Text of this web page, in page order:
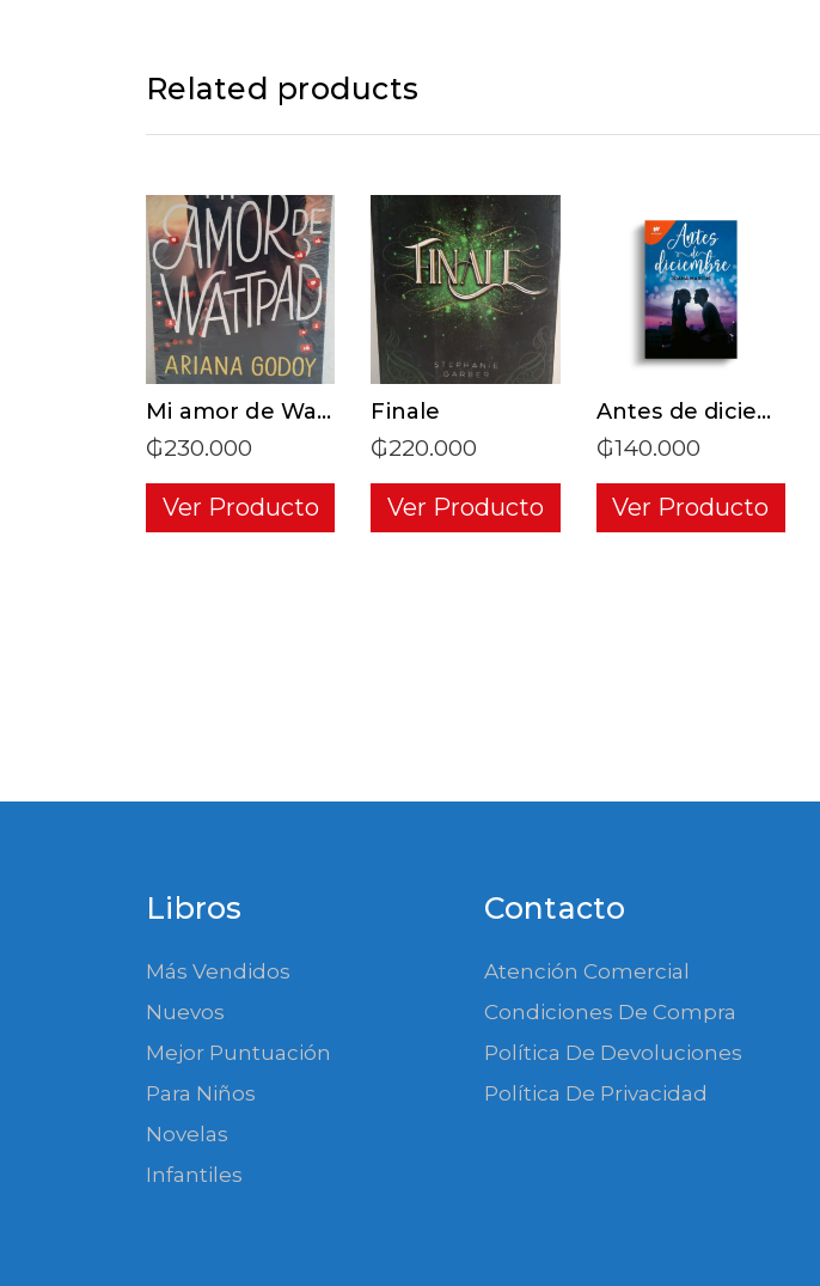
Related products
ADD TO CART
Mi amor de Wattpad
₲230.000
Ver Producto
ADD TO CART
Finale
₲220.000
Ver Producto
ADD TO CART
Antes de diciembre
₲140.000
Ver Producto
Libros
Más Vendidos
Nuevos
Mejor Puntuación
Para Niños
Novelas
Infantiles
Contacto
Atención Comercial
Condiciones De Compra
Política De Devoluciones
Política De Privacidad